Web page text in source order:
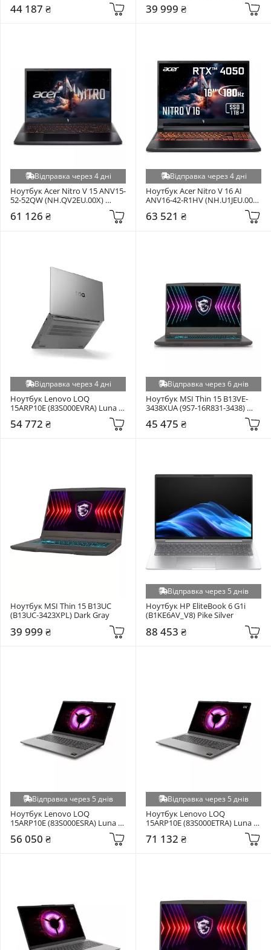
44 187 ₴ 39 999 ₴
Відправка через 4 дні
Ноутбук Acer Nitro V 15 ANV15-
52-52QW (NH.QV2EU.00X)
61 126 ₴
Відправка через 4 дні
Ноутбук Acer Nitro V 16 AI
ANV16-42-R1HV (NH.U1JEU.008)
63 521 ₴
Відправка через 4 дні
Ноутбук Lenovo LOQ
15ARP10E (83S000EVRA) Luna
54 772 ₴
Відправка через 6 днів
Ноутбук MSI Thin 15 B13VE-
3438XUA (9S7-16R831-3438)
45 475 ₴
Ноутбук MSI Thin 15 B13UC
(B13UC-3423XPL) Dark Gray
39 999 ₴
Відправка через 5 днів
Ноутбук HP EliteBook 6 G1i
(B1KE6AV_V8) Pike Silver
88 453 ₴
Відправка через 5 днів
Ноутбук Lenovo LOQ
15ARP10E (83S000ESRA) Luna
56 050 ₴
Відправка через 5 днів
Ноутбук Lenovo LOQ
15ARP10E (83S000ETRA) Luna
71 132 ₴